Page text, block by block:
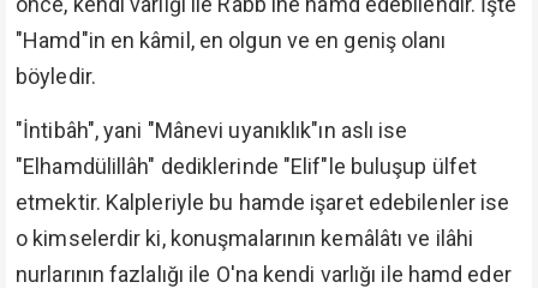
"Hamd"in en kâmil, en olgun ve en geniş olanı
böyledir.
"İntibâh", yani "Mânevi uyanıklık"ın aslı ise
"Elhamdülillâh" dediklerinde "Elif"le buluşup ülfet
etmektir. Kalpleriyle bu hamde işaret edebilenler ise
o kimselerdir ki, konuşmalarının kemâlâtı ve ilâhi
nurlarının fazlalığı ile O'na kendi varlığı ile hamd eder